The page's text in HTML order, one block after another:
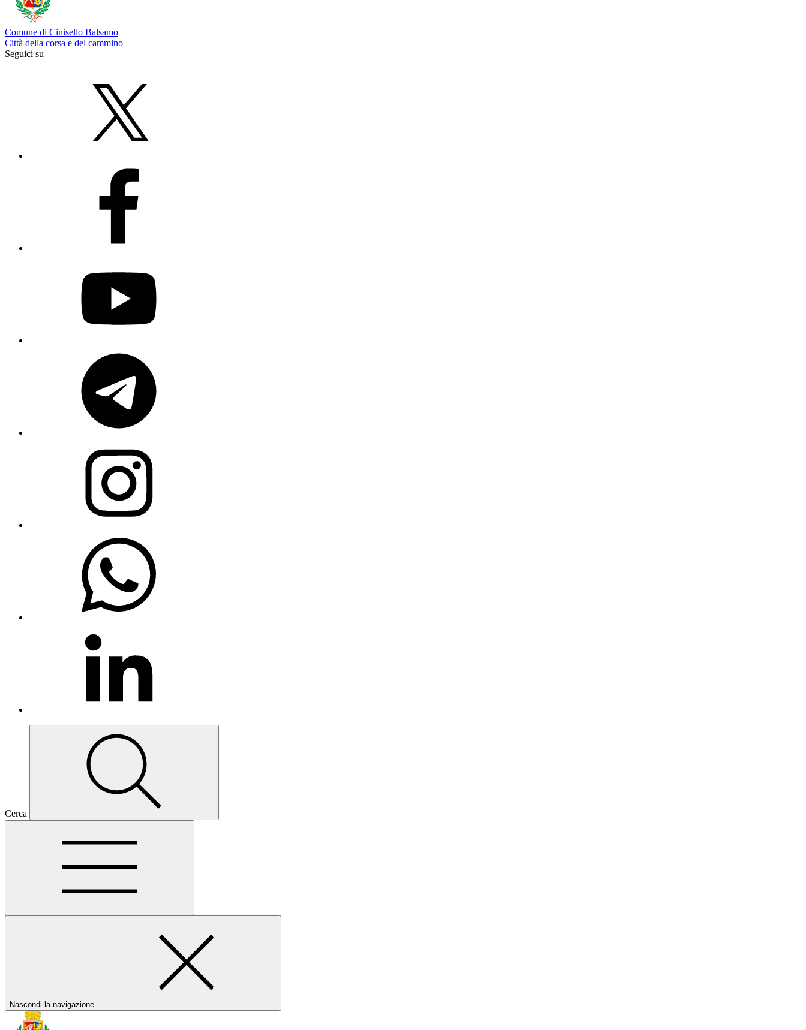
Comune di Cinisello Balsamo
Città della corsa e del cammino
Seguici su
Cerca
Nascondi la navigazione